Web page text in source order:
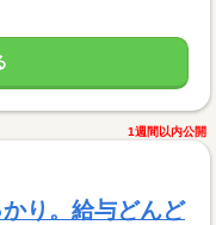
1週間以内公開
り。給与どんど